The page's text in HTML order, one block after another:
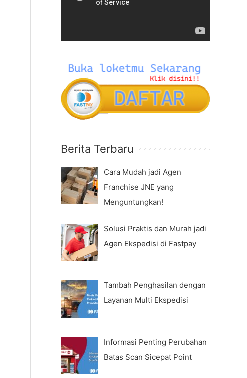
P
e
Berita Terbaru
Cara Mudah jadi Agen
Franchise JNE yang
Menguntungkan!
Solusi Praktis dan Murah jadi
Agen Ekspedisi di Fastpay
Tambah Penghasilan dengan
Layanan Multi Ekspedisi
Informasi Penting Perubahan
Batas Scan Sicepat Point